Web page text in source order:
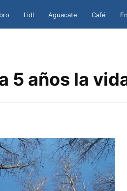
Lidl Aguacate Café
5 años la